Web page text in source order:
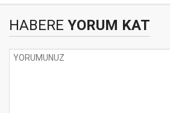
HABERE YORUM KAT